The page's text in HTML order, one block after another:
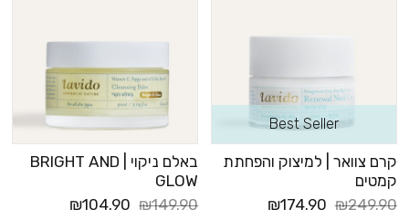
Best Seller
קרם צוואר | למיצוק והפחתת
קמטים
₪249.90
₪174.90
באלם ניקוי | BRIGHT AND
GLOW
₪149.90
₪104.90